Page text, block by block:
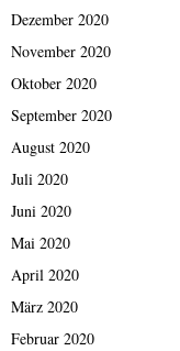
Dezember 2020
November 2020
Oktober 2020
September 2020
August 2020
Juli 2020
Juni 2020
Mai 2020
April 2020
März 2020
Februar 2020